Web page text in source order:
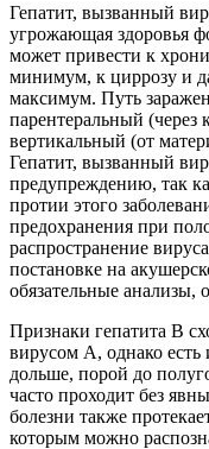
Гепатит, вызванный
угрожающая здоровья
может привести к
минимум, к циррозу и
максимум. Путь
парентеральный
вертикальный (от
Гепатит, вызванный
предупреждению, так
протии этого
предохранения при
распространение
постановке на
обязательные анализы,
Признаки гепатита В
вирусом А, однако
дольше, порой до
часто проходит без
болезни также
которым можно